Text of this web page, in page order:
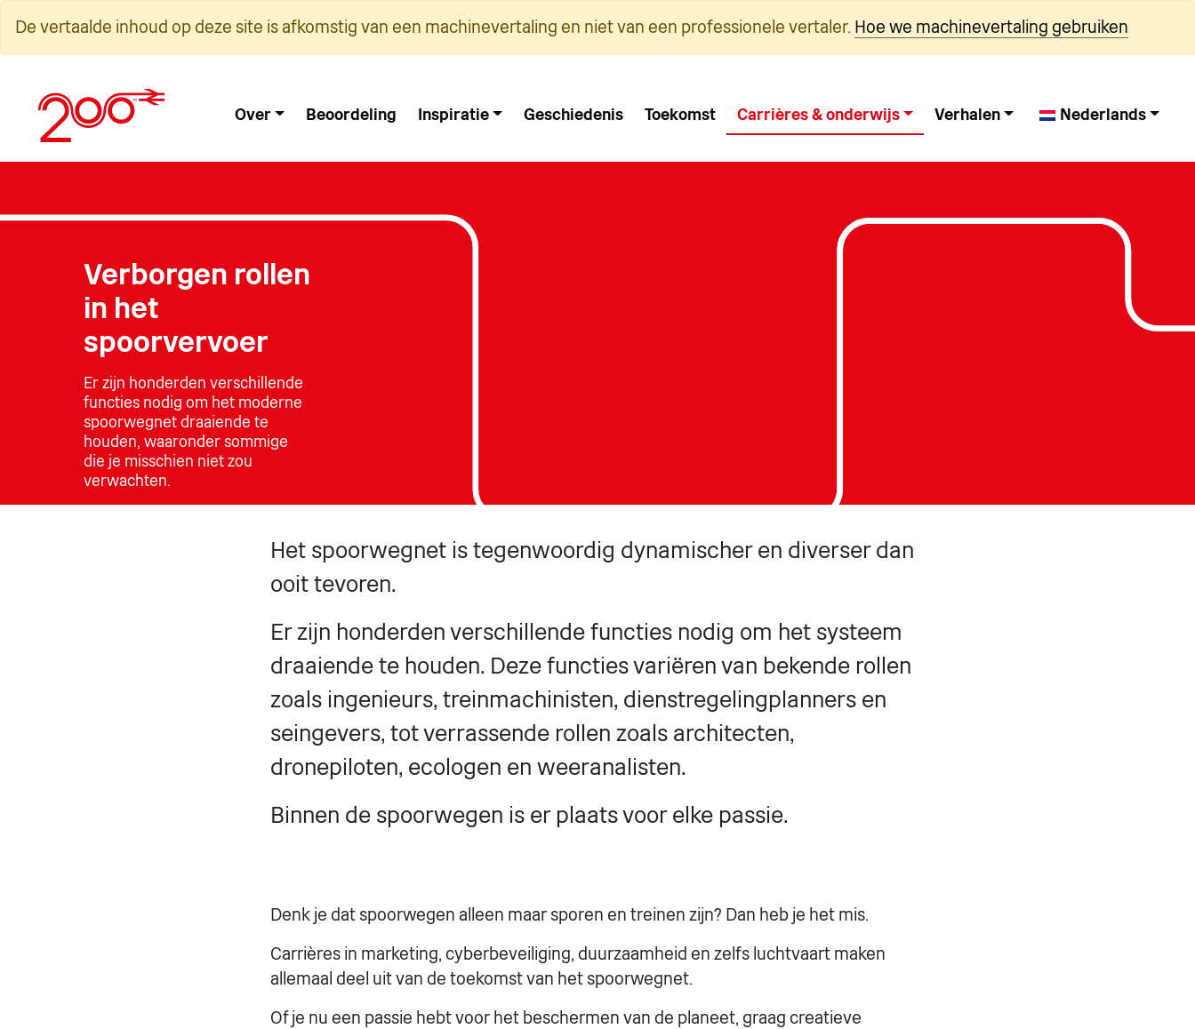
naar
inhoud
De vertaalde inhoud op deze site is afkomstig van een machinevertaling en niet van een professionele vertaler. Hoe we machinevertaling gebruiken
Over Beoordeling Inspiratie Geschiedenis Toekomst Carrières & onderwijs Verhalen Nederlands
Verborgen rollen
in het
spoorvervoer
Er zijn honderden verschillende
functies nodig om het moderne
spoorwegnet draaiende te
houden, waaronder sommige
die je misschien niet zou
verwachten.
Het spoorwegnet is tegenwoordig dynamischer en diverser dan
ooit tevoren.
Er zijn honderden verschillende functies nodig om het systeem
draaiende te houden. Deze functies variëren van bekende rollen
zoals ingenieurs, treinmachinisten, dienstregelingplanners en
seingevers, tot verrassende rollen zoals architecten,
dronepiloten, ecologen en weeranalisten.
Binnen de spoorwegen is er plaats voor elke passie.
Denk je dat spoorwegen alleen maar sporen en treinen zijn? Dan heb je het mis.
Carrières in marketing, cyberbeveiliging, duurzaamheid en zelfs luchtvaart maken
allemaal deel uit van de toekomst van het spoorwegnet.
Of je nu een passie hebt voor het beschermen van de planeet, graag creatieve